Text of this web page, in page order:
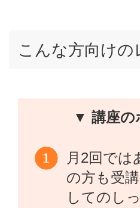
こんな方向け
▼ 講座の
月2回では
の方も受
してのし